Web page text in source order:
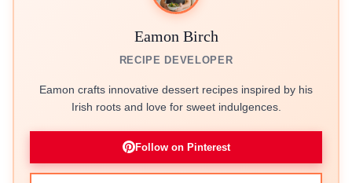
Eamon Birch
RECIPE DEVELOPER
Eamon crafts innovative dessert recipes inspired by his
Irish roots and love for sweet indulgences.
Follow on Pinterest